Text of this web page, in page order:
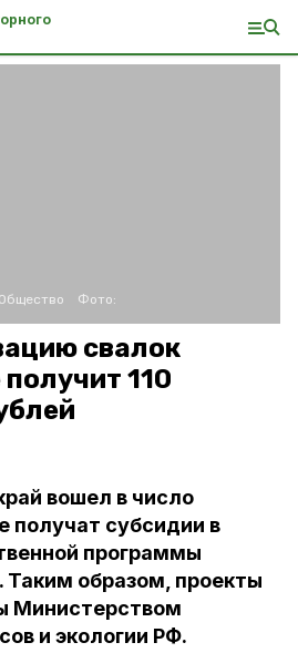
Общество Фото:
свалок
110
вошел в число
получат субсидии в
программы
Таким образом, проекты
Министерством
и экологии РФ.